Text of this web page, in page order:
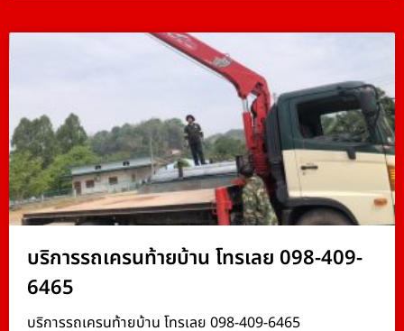
บริการรถเครนท้ายบ้าน โทรเลย 098-409-
6465
บริการรถเครนท้ายบ้าน โทรเลย 098-409-6465